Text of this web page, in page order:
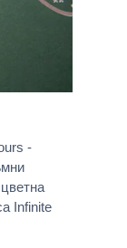
-
Infinite